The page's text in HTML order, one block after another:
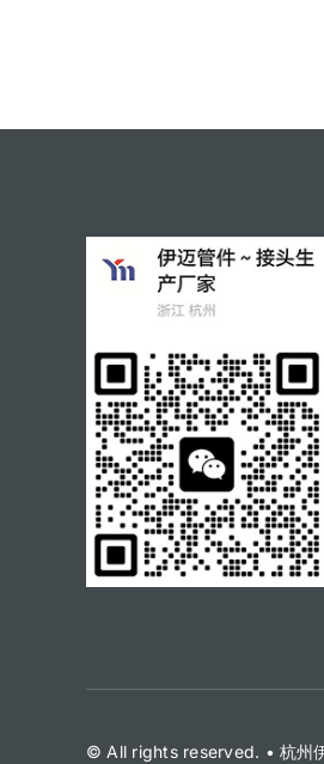
© All rights reserved. • 杭